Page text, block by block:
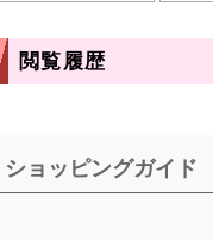
閲覧履歴
ショッピングガイド